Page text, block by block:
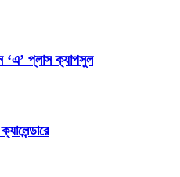
‘এ’ প্লাস ক্যাপসুল